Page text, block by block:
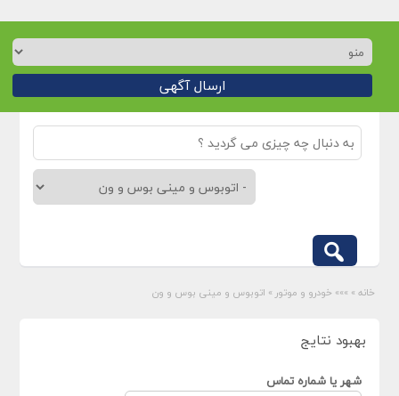
ارسال آگهی
خانه » »»» خودرو و موتور » اتوبوس و مینی بوس و ون
بهبود نتایج
شهر یا شماره تماس